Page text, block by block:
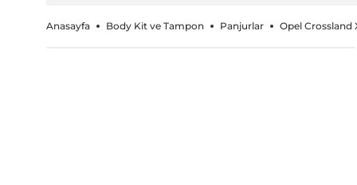
Anasayfa Body Kit ve Tampon Panjurlar Opel Crossland